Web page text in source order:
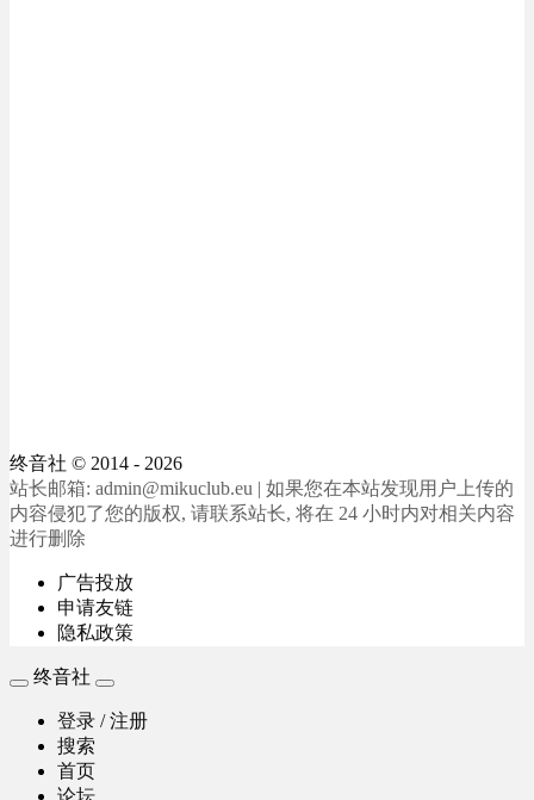
终音社 © 2014 - 2026
站长邮箱: admin@mikuclub.eu | 如果您在本站发现用户上传的
内容侵犯了您的版权, 请联系站长, 将在 24 小时内对相关内容
进行删除
广告投放
申请友链
隐私政策
终音社
登录 / 注册
搜索
首页